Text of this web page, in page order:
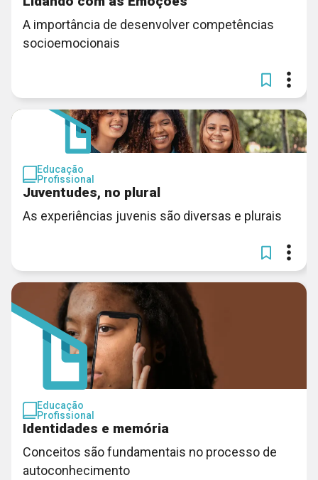
A importância de desenvolver competências
socioemocionais
Educação
Profissional
Juventudes, no plural
As experiências juvenis são diversas e plurais
Educação
Profissional
Identidades e memória
Conceitos são fundamentais no processo de
autoconhecimento